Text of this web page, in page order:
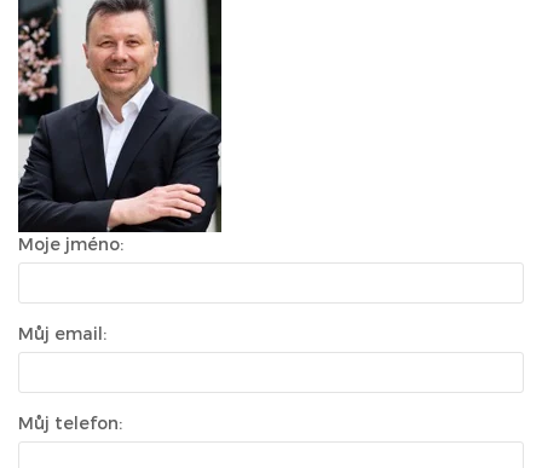
Moje jméno:
Můj email:
Můj telefon: